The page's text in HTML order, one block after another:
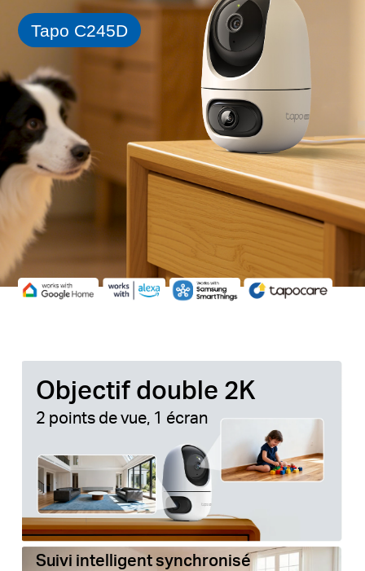
Tapo C245D
Objectif double 2K
2 points de vue, 1 écran
Suivi intelligent synchronisé